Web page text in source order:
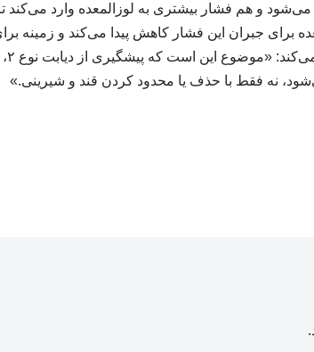
می‌شود و هم فشار بیشتری به لوزالمعده وارد می‌کند
نه فقط با حذف یا محدود کردن قند و شیرینی.»
.